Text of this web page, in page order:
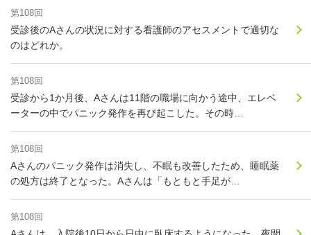
第108回
受診後のAさんの状況に対する看護師のアセスメントで適切な
のはどれか。
第108回
受診から1か月後、Aさんは11階の職場に向かう途中、エレベ
ーターの中でパニック発作を再び起こした。その時…
第108回
Aさんのパニック発作は消失し、不眠も改善したため、睡眠薬
の処方は終了となった。Aさんは「もともと手足が…
第108回